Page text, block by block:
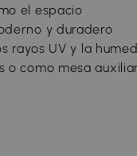
el espacio
y duradero
rayos UV y la
como mesa